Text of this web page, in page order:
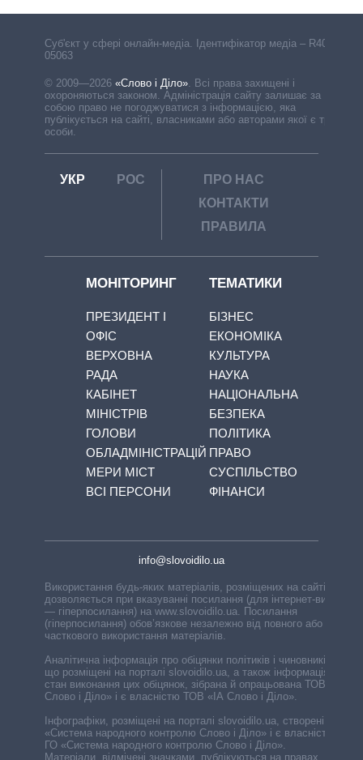
Cуб'єкт у сфері онлайн-медіа. Ідентифікатор медіа – R40-
05063
© 2009—2026 «Слово і Діло». Всі права захищені і
охороняються законом. Адміністрація сайту залишає за
собою право не погоджуватися з інформацією, яка
публікується на сайті, власниками або авторами якої є треті
особи.
УКР РОС
ПРО НАС
КОНТАКТИ
ПРАВИЛА
МОНІТОРИНГ
ПРЕЗИДЕНТ І
ОФІС
ВЕРХОВНА
РАДА
КАБІНЕТ
МІНІСТРІВ
ГОЛОВИ
ОБЛАДМІНІСТРАЦІЙ
МЕРИ МІСТ
ВСІ ПЕРСОНИ
ТЕМАТИКИ
БІЗНЕС
ЕКОНОМІКА
КУЛЬТУРА
НАУКА
НАЦІОНАЛЬНА
БЕЗПЕКА
ПОЛІТИКА
ПРАВО
СУСПІЛЬСТВО
ФІНАНСИ
info@slovoidilo.ua
Використання будь-яких матеріалів, розміщених на сайті,
дозволяється при вказуванні посилання (для інтернет-видань
— гіперпосилання) на www.slovoidilo.ua. Посилання
(гіперпосилання) обов’язкове незалежно від повного або
часткового використання матеріалів.
Аналітична інформація про обіцянки політиків і чиновників,
що розміщені на порталі slovoidilo.ua, а також інформація про
стан виконання цих обіцянок, зібрана й опрацьована ТОВ «ІА
Слово і Діло» і є власністю ТОВ «ІА Слово і Діло».
Інфографіки, розміщені на порталі slovoidilo.ua, створені ГО
«Система народного контролю Слово і Діло» і є власністю
ГО «Система народного контролю Слово і Діло».
Матеріали, відмічені значками, публікуються на правах